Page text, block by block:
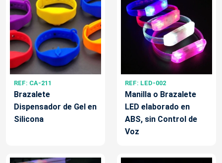
REF: CA-211
Brazalete
Dispensador de Gel en
Silicona
REF: LED-002
Manilla o Brazalete
LED elaborado en
ABS, sin Control de
Voz